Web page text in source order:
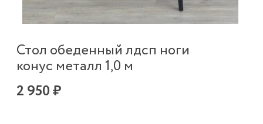
Стол обеденный лдсп ноги
конус металл 1,0 м
2 950 ₽